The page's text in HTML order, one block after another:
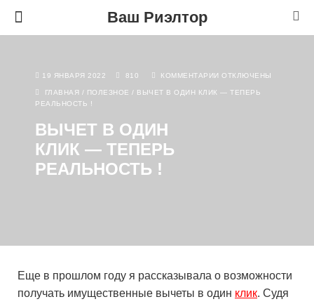
Ваш Риэлтор
19 ЯНВАРЯ 2022 810 КОММЕНТАРИИ ОТКЛЮЧЕНЫ
ГЛАВНАЯ / ПОЛЕЗНОЕ / ВЫЧЕТ В ОДИН КЛИК — ТЕПЕРЬ
РЕАЛЬНОСТЬ !
ВЫЧЕТ В ОДИН
КЛИК — ТЕПЕРЬ
РЕАЛЬНОСТЬ !
Еще в прошлом году я рассказывала о возможности
получать имущественные вычеты в один клик. Судя